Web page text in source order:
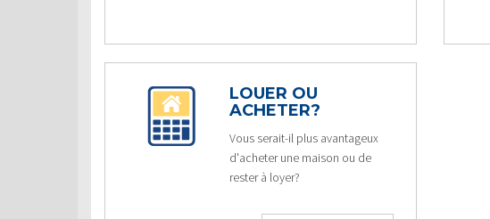
LOUER OU
ACHETER?
Vous serait-il plus avantageux
d'acheter une maison ou de
rester à loyer?